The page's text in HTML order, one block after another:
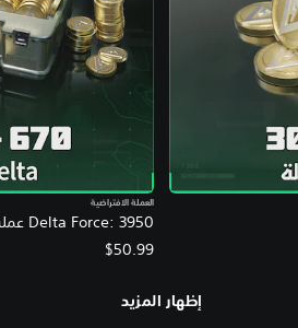
Delta Force: 3950 عملة Delta
العملة الافتراضية
$50.99
إظهار المزيد